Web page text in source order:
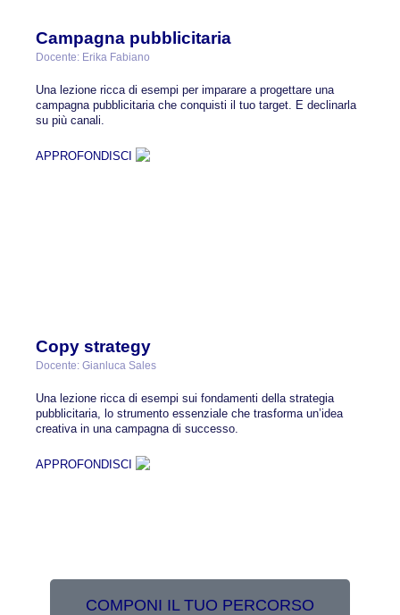
Campagna pubblicitaria
Docente: Erika Fabiano
Una lezione ricca di esempi per imparare a progettare una
campagna pubblicitaria che conquisti il tuo target. E declinarla
su più canali.
APPROFONDISCI
Copy strategy
Docente: Gianluca Sales
Una lezione ricca di esempi sui fondamenti della strategia
pubblicitaria, lo strumento essenziale che trasforma un’idea
creativa in una campagna di successo.
APPROFONDISCI
COMPONI IL TUO PERCORSO